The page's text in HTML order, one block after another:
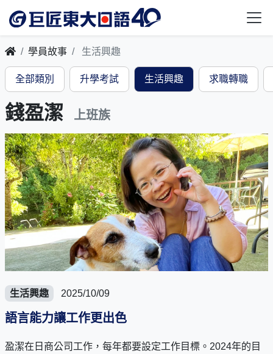
學員故事 生活興趣
全部類別 升學考試 生活興趣 求職轉職
錢盈潔 上班族
生活興趣 2025/10/09
語言能力讓工作更出色
盈潔在日商公司工作，每年都要設定工作目標。2024年的目